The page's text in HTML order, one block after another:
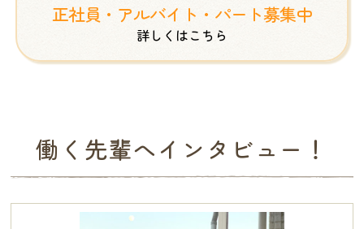
正社員・アルバイト・パート募集中
詳しくはこちら
働く先輩へインタビュー！